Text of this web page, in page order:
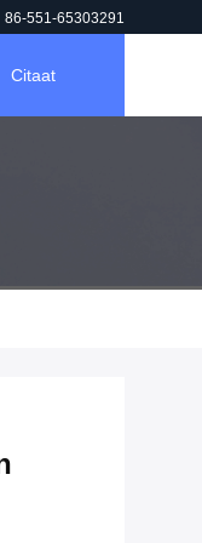
86-551-65303291
Citaat